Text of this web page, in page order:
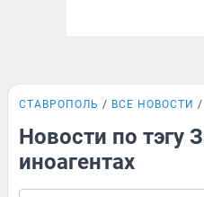
СТАВРОПОЛЬ ВСЕ НОВОСТИ
Новости по тэгу
иноагентах